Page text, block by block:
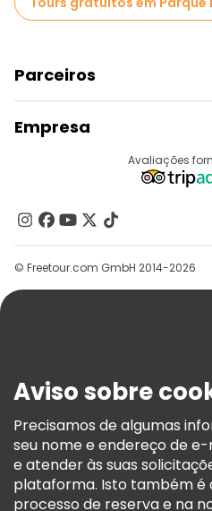
Parceiros
Registo Do Fornecedor
Programa De Afiliados
Empresa
Contacte-Nos
Grupos
Ajuda
Termos E Informações Legais
Política De Cookies
Freetour Prémios
Programa De Fidelidade
Avaliações
© Freetour.com GmbH 2014-2026
Aviso sobre
Precisamos de algumas
seu nome e endereço de
e atender às suas
plataforma. Isto também é
processo de reserva e na